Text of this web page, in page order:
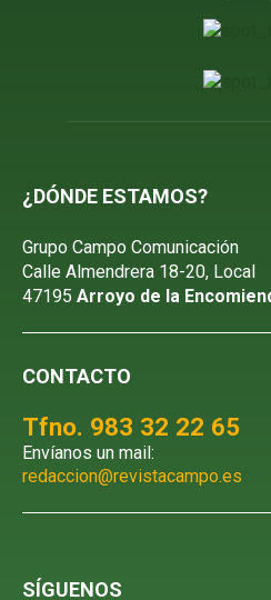
¿DÓNDE ESTAMOS?
Grupo Campo Comunicación
Calle Almendrera 18-20, Local
47195 Arroyo de la
CONTACTO
Tfno. 983 32 22 65
Envíanos un mail:
redaccion@revistacampo.es
SÍGUENOS